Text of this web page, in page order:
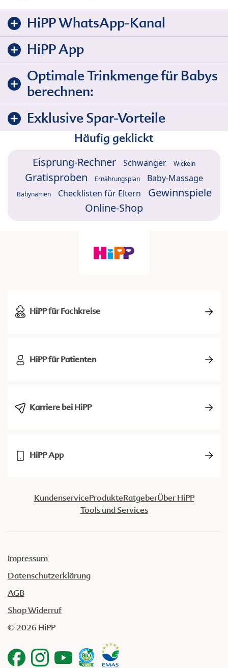
HiPP WhatsApp-Kanal
HiPP App
Optimale Trinkmenge für Babys
berechnen:
Exklusive Spar-Vorteile
Häufig geklickt
Eisprung-Rechner Schwanger Wickeln
Gratisproben Ernährungsplan Baby-Massage
Babynamen Checklisten für Eltern
Gewinnspiele
Online-Shop
HiPP für Fachkreise
HiPP für Patienten
Karriere bei HiPP
HiPP App
KundenserviceProdukteRatgeberÜber HiPP
Tools und Services
Impressum
Datenschutzerklärung
AGB
Shop Widerruf
© 2026 HiPP